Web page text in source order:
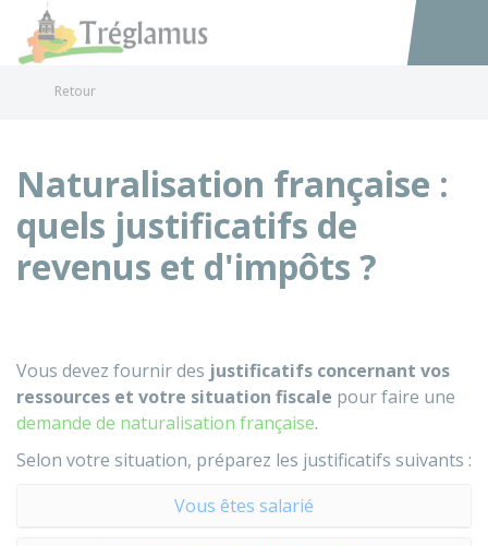
Accéder
Retour
Naturalisation française :
quels justificatifs de
revenus et d'impôts ?
Vous devez fournir des justificatifs concernant vos
ressources et votre situation fiscale pour faire une
demande de naturalisation française.
Selon votre situation, préparez les justificatifs suivants :
Vous êtes salarié